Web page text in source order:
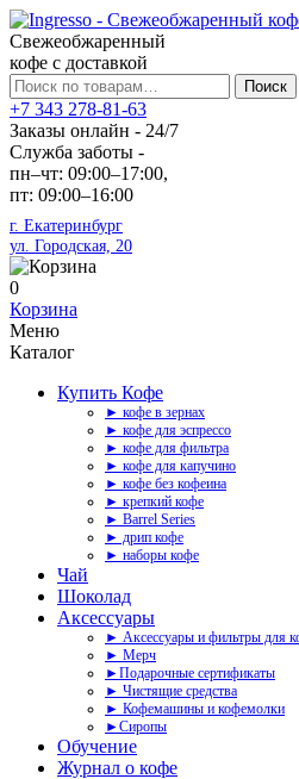
Свежеобжаренный
кофе с доставкой
Искать:
Поиск
+7 343 278-81-63
Заказы онлайн - 24/7
Служба заботы -
пн–чт: 09:00–17:00,
пт: 09:00–16:00
г. Екатеринбург
ул. Городская, 20
0
Корзина
Меню
Каталог
Купить Кофе
► кофе в зернах
► кофе для эспрессо
► кофе для фильтра
► кофе для капучино
► кофе без кофеина
► крепкий кофе
► Barrel Series
► дрип кофе
► наборы кофе
Чай
Шоколад
Аксессуары
► Аксессуары и фильтры для
► Мерч
►Подарочные сертификаты
► Чистящие средства
► Кофемашины и кофемолки
►Сиропы
Обучение
Журнал о кофе